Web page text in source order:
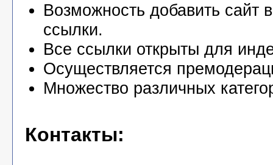
Возможность добавить сайт
ссылки.
Все ссылки открыты для
Осуществляется
Множество различных
Контакты: